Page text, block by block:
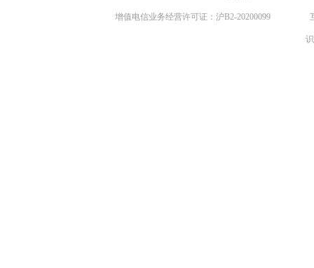
增值电信业务经营许可证：沪B2-20200099